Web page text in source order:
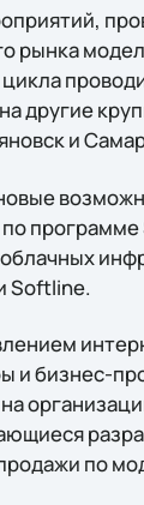
рынка
другие
и
программе
Softline.
и бизнес-
по